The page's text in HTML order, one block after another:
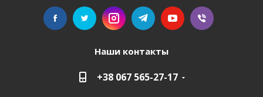
Наши контакты
+38 067 565-27-17